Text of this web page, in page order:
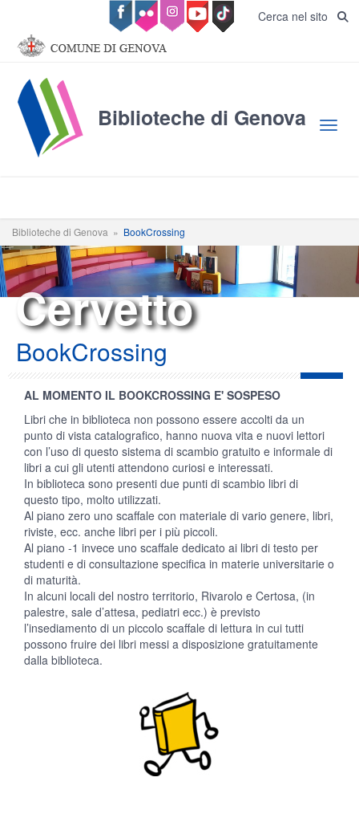
Salta al contenuto principale Cerca nel sito
Biblioteche di Genova
Biblioteche di Genova » BookCrossing
Cervetto
BookCrossing
AL MOMENTO IL BOOKCROSSING E' SOSPESO
Libri che in biblioteca non possono essere accolti da un
punto di vista catalografico, hanno nuova vita e nuovi lettori
con l’uso di questo sistema di scambio gratuito e informale di
libri a cui gli utenti attendono curiosi e interessati.
In biblioteca sono presenti due punti di scambio libri di
questo tipo, molto utilizzati.
Al piano zero uno scaffale con materiale di vario genere, libri,
riviste, ecc. anche libri per i più piccoli.
Al piano -1 invece uno scaffale dedicato ai libri di testo per
studenti e di consultazione specifica in materie universitarie o
di maturità.
In alcuni locali del nostro territorio, Rivarolo e Certosa, (in
palestre, sale d’attesa, pediatri ecc.) è previsto
l’insediamento di un piccolo scaffale di lettura in cui tutti
possono fruire dei libri messi a disposizione gratuitamente
dalla biblioteca.